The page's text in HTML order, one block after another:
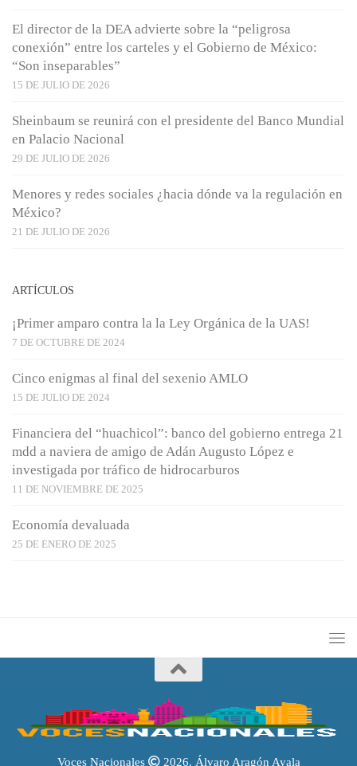
El director de la DEA advierte sobre la “peligrosa
conexión” entre los carteles y el Gobierno de México:
“Son inseparables”
15 DE JULIO DE 2026
Sheinbaum se reunirá con el presidente del Banco Mundial
en Palacio Nacional
29 DE JULIO DE 2026
Menores y redes sociales ¿hacia dónde va la regulación en
México?
21 DE JULIO DE 2026
ARTÍCULOS
¡Primer amparo contra la la Ley Orgánica de la UAS!
7 DE OCTUBRE DE 2024
Cinco enigmas al final del sexenio AMLO
15 DE JULIO DE 2024
Financiera del “huachicol”: banco del gobierno entrega 21
mdd a naviera de amigo de Adán Augusto López e
investigada por tráfico de hidrocarburos
11 DE NOVIEMBRE DE 2025
Economía devaluada
25 DE ENERO DE 2025
Voces Nacionales 2026. Álvaro Aragón Ayala